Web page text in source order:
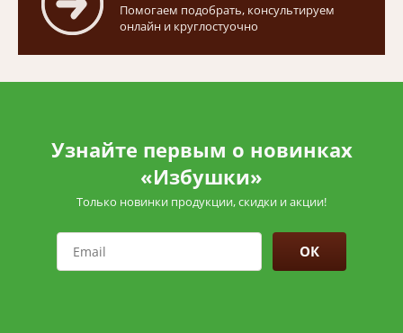
Помогаем подобрать, консультируем
онлайн и круглостуочно
Узнайте первым о новинках
«Избушки»
Только новинки продукции, скидки и акции!
ОК